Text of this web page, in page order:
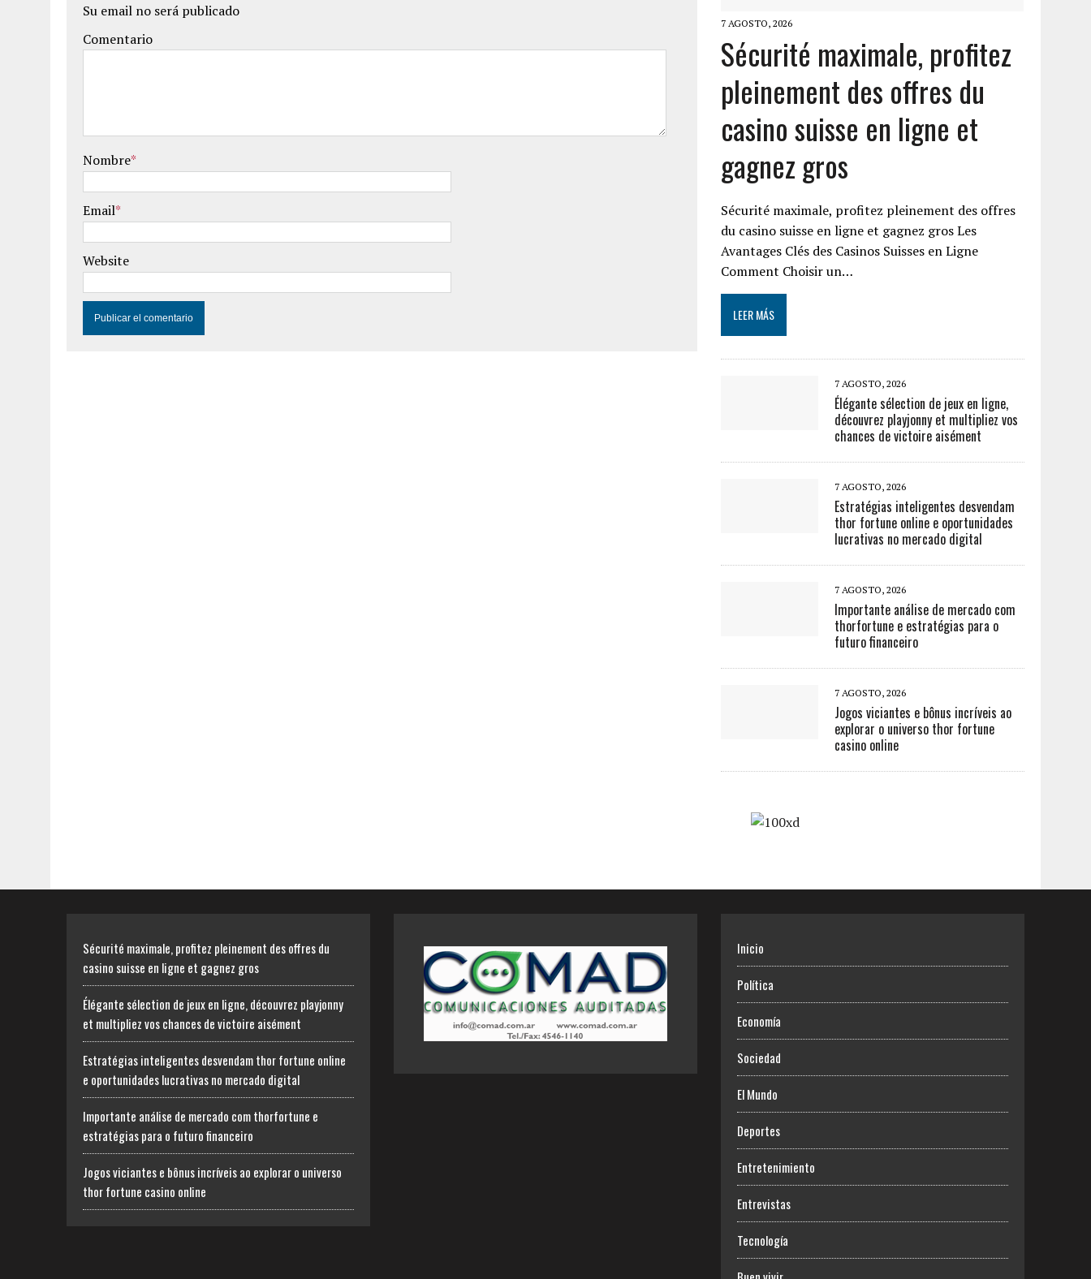
Su email no será publicado
Comentario
Nombre*
Email*
Website
7 AGOSTO, 2026
Sécurité maximale, profitez
pleinement des offres du
casino suisse en ligne et
gagnez gros
Sécurité maximale, profitez pleinement des offres
du casino suisse en ligne et gagnez gros Les
Avantages Clés des Casinos Suisses en Ligne
Comment Choisir un…
LEER MÁS
7 AGOSTO, 2026
Élégante sélection de jeux en ligne,
découvrez playjonny et multipliez vos
chances de victoire aisément
7 AGOSTO, 2026
Estratégias inteligentes desvendam
thor fortune online e oportunidades
lucrativas no mercado digital
7 AGOSTO, 2026
Importante análise de mercado com
thorfortune e estratégias para o
futuro financeiro
7 AGOSTO, 2026
Jogos viciantes e bônus incríveis ao
explorar o universo thor fortune
casino online
Sécurité maximale, profitez pleinement des offres du
casino suisse en ligne et gagnez gros
Élégante sélection de jeux en ligne, découvrez playjonny
et multipliez vos chances de victoire aisément
Estratégias inteligentes desvendam thor fortune online
e oportunidades lucrativas no mercado digital
Importante análise de mercado com thorfortune e
estratégias para o futuro financeiro
Jogos viciantes e bônus incríveis ao explorar o universo
thor fortune casino online
Inicio
Política
Economía
Sociedad
El Mundo
Deportes
Entretenimiento
Entrevistas
Tecnología